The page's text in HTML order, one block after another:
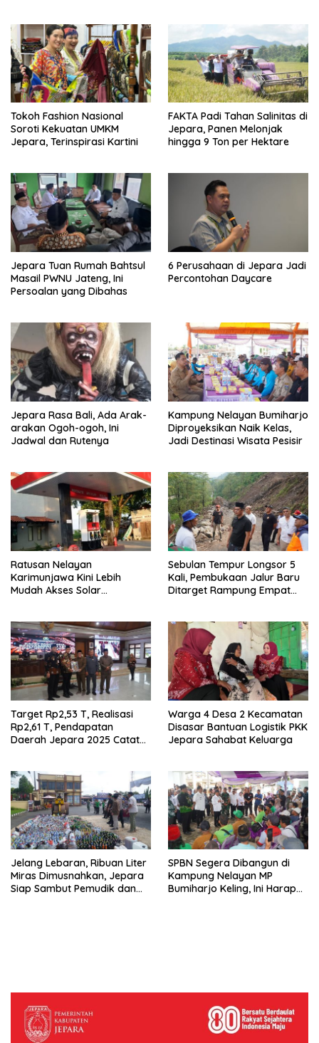
Tokoh Fashion Nasional
Soroti Kekuatan UMKM
Jepara, Terinspirasi Kartini
FAKTA Padi Tahan Salinitas di
Jepara, Panen Melonjak
hingga 9 Ton per Hektare
Jepara Tuan Rumah Bahtsul
Masail PWNU Jateng, Ini
Persoalan yang Dibahas
6 Perusahaan di Jepara Jadi
Percontohan Daycare
Jepara Rasa Bali, Ada Arak-
arakan Ogoh-ogoh, Ini
Jadwal dan Rutenya
Kampung Nelayan Bumiharjo
Diproyeksikan Naik Kelas,
Jadi Destinasi Wisata Pesisir
Ratusan Nelayan
Karimunjawa Kini Lebih
Mudah Akses Solar
Sebulan Tempur Longsor 5
Kali, Pembukaan Jalur Baru
Ditarget Rampung Empat
Target Rp2,53 T, Realisasi
Rp2,61 T, Pendapatan
Daerah Jepara 2025 Catat
Warga 4 Desa 2 Kecamatan
Disasar Bantuan Logistik PKK
Jepara Sahabat Keluarga
Jelang Lebaran, Ribuan Liter
Miras Dimusnahkan, Jepara
Siap Sambut Pemudik dan
SPBN Segera Dibangun di
Kampung Nelayan MP
Bumiharjo Keling, Ini Harapan